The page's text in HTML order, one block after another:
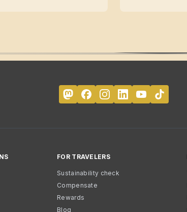
FOR TRAVELERS
Sustainability check
Compensate
Rewards
Blog